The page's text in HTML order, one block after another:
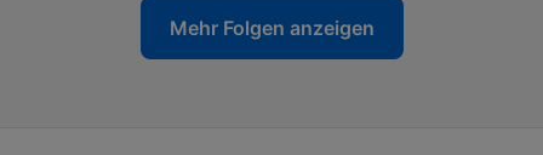
Mehr Folgen anzeigen